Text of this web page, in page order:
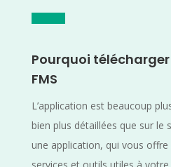
Pourquoi
FMS
L’application est beaucoup
bien plus détaillées que sur le
une application, qui vous